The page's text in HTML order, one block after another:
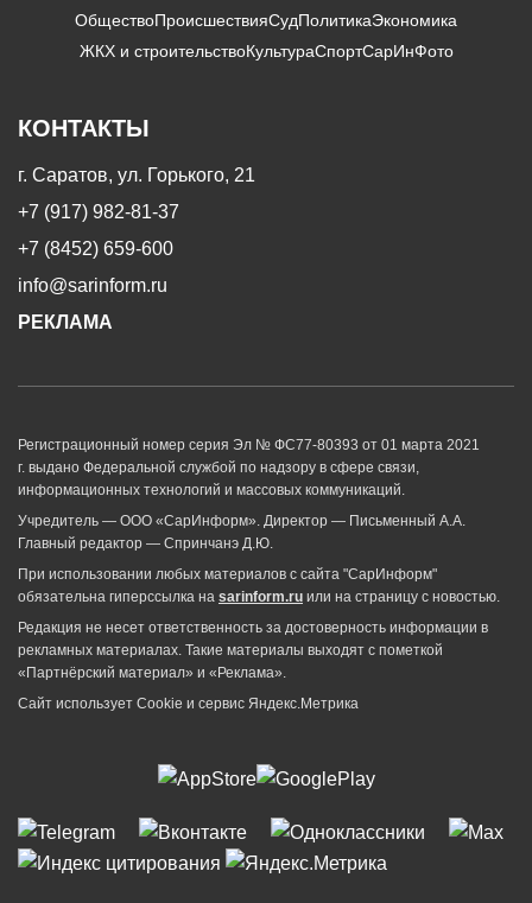
ОбществоПроисшествияСудПолитикаЭкономика
ЖКХ и строительствоКультураСпортСарИнФото
КОНТАКТЫ
г. Саратов, ул. Горького, 21
+7 (917) 982-81-37
+7 (8452) 659-600
info@sarinform.ru
РЕКЛАМА
Регистрационный номер серия Эл № ФС77-80393 от 01 марта 2021
г. выдано Федеральной службой по надзору в сфере связи,
информационных технологий и массовых коммуникаций.
Учредитель — ООО «СарИнформ». Директор — Письменный А.А.
Главный редактор — Спринчанэ Д.Ю.
При использовании любых материалов с сайта "СарИнформ"
обязательна гиперссылка на sarinform.ru или на страницу с новостью.
Редакция не несет ответственность за достоверность информации в
рекламных материалах. Такие материалы выходят с пометкой
«Партнёрский материал» и «Реклама».
Сайт использует Cookie и сервиc Яндекс.Метрика